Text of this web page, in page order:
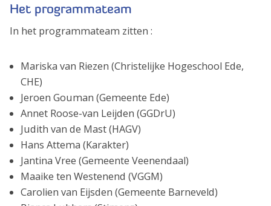
Het programmateam
In het programmateam zitten :
Mariska van Riezen (Christelijke Hogeschool Ede,
CHE)
Jeroen Gouman (Gemeente Ede)
Annet Roose-van Leijden (GGDrU)
Judith van de Mast (HAGV)
Hans Attema (Karakter)
Jantina Vree (Gemeente Veenendaal)
Maaike ten Westenend (VGGM)
Carolien van Eijsden (Gemeente Barneveld)